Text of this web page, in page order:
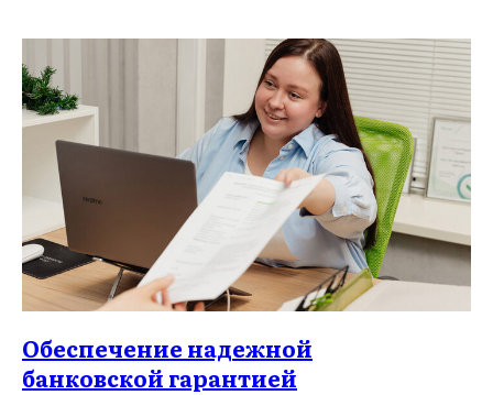
Обеспечение надежной
банковской гарантией